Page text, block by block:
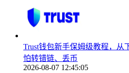
Trust钱包新手保姆级教程，从
怕转错链、丢币
2026-08-07 12:45:05